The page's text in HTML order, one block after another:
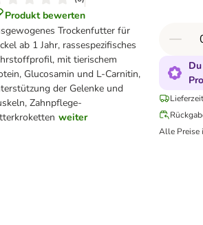
Produkt bewerten
Trockenfutter für
ab 1 Jahr, rassespezifisches
mit tierischem
Glucosamin und L-Carnitin,
der Gelenke und
Zahnpflege-
weiter
Alle Preise